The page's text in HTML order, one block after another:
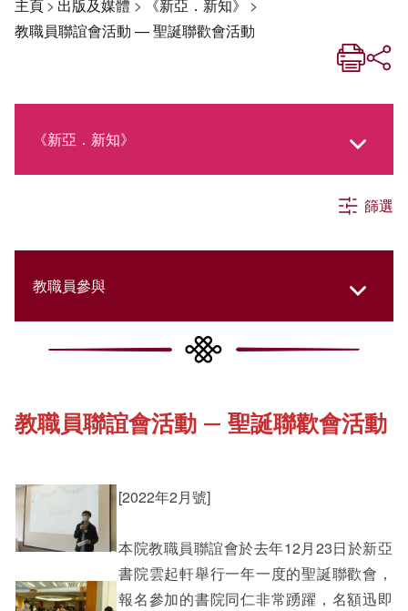
主頁> 出版及媒體 > 《新亞．新知》 >
教職員聯誼會活動 — 聖誕聯歡會活動
《新亞．新知》
社交媒體專欄
《新亞簡訊》
《新亞書院概覽》
其他書院出版
篩選
教職員參與
College Updates
Cultural Topics
Student Development
Alumni Connections
教職員聯誼會活動 — 聖誕聯歡會活動
[2022年2月號]
本院教職員聯誼會於去年12月23日於新亞
書院雲起軒舉行一年一度的聖誕聯歡會，
報名參加的書院同仁非常踴躍，名額迅即